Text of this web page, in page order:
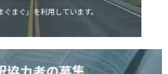
ぐまぐ」を利用しています。